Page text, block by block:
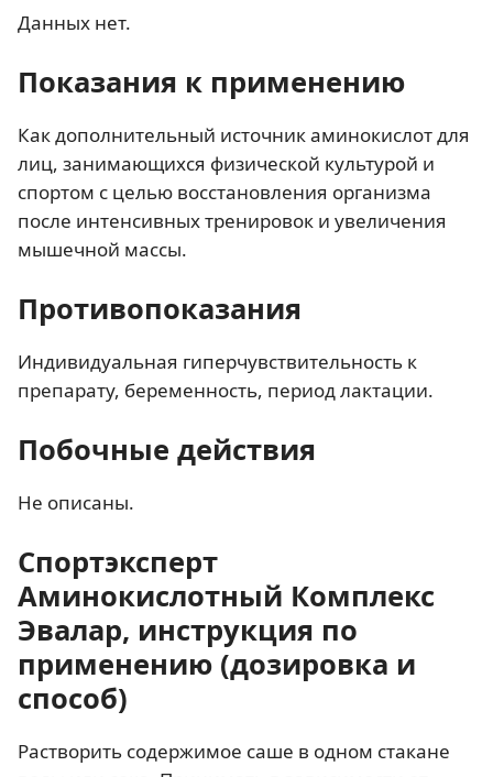
Данных нет.
Показания к применению
Как дополнительный источник аминокислот для
лиц, занимающихся физической культурой и
спортом с целью восстановления организма
после интенсивных тренировок и увеличения
мышечной массы.
Противопоказания
Индивидуальная гиперчувствительность к
препарату, беременность, период лактации.
Побочные действия
Не описаны.
Спортэксперт
Аминокислотный Комплекс
Эвалар, инструкция по
применению (дозировка и
способ)
Растворить содержимое саше в одном стакане